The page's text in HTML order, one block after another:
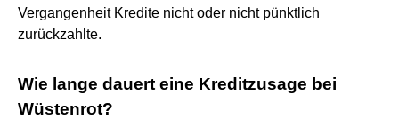
Vergangenheit Kredite nicht oder nicht pünktlich
zurückzahlte.
Wie lange dauert eine Kreditzusage bei
Wüstenrot?